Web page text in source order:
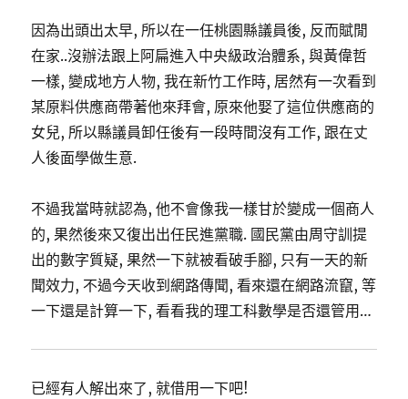
因為出頭出太早, 所以在一任桃園縣議員後, 反而賦閒
在家..沒辦法跟上阿扁進入中央級政治體系, 與黃偉哲
一樣, 變成地方人物, 我在新竹工作時, 居然有一次看到
某原料供應商帶著他來拜會, 原來他娶了這位供應商的
女兒, 所以縣議員卸任後有一段時間沒有工作, 跟在丈
人後面學做生意.
不過我當時就認為, 他不會像我一樣甘於變成一個商人
的, 果然後來又復出出任民進黨職. 國民黨由周守訓提
出的數字質疑, 果然一下就被看破手腳, 只有一天的新
聞效力, 不過今天收到網路傳聞, 看來還在網路流竄, 等
一下還是計算一下, 看看我的理工科數學是否還管用…
已經有人解出來了, 就借用一下吧!